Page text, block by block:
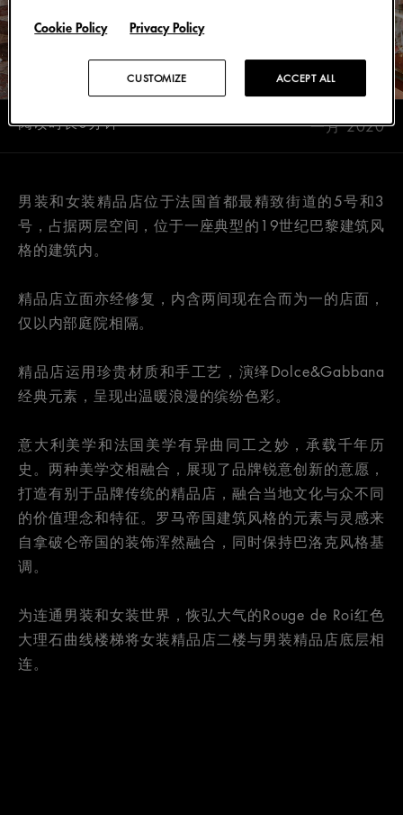
一月 2020
阅读时长0分钟
男装和女装精品店位于法国首都最精致街道的5号和3
号，占据两层空间，位于一座典型的19世纪巴黎建筑风
格的建筑内。
精品店立面亦经修复，内含两间现在合而为一的店面，
仅以内部庭院相隔。
精品店运用珍贵材质和手工艺，演绎Dolce&Gabbana
经典元素，呈现出温暖浪漫的缤纷色彩。
意大利美学和法国美学有异曲同工之妙，承载千年历
史。两种美学交相融合，展现了品牌锐意创新的意愿，
打造有别于品牌传统的精品店，融合当地文化与众不同
的价值理念和特征。罗马帝国建筑风格的元素与灵感来
自拿破仑帝国的装饰浑然融合，同时保持巴洛克风格基
调。
为连通男装和女装世界，恢弘大气的Rouge de Roi红色
大理石曲线楼梯将女装精品店二楼与男装精品店底层相
连。
Cookie Policy Privacy Policy
ACCEPT ALL
CUSTOMIZE